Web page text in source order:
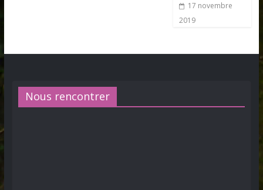
17 novembre
2019
Nous rencontrer